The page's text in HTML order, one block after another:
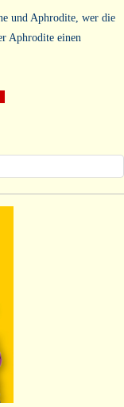
und Aphrodite, wer die
Aphrodite einen